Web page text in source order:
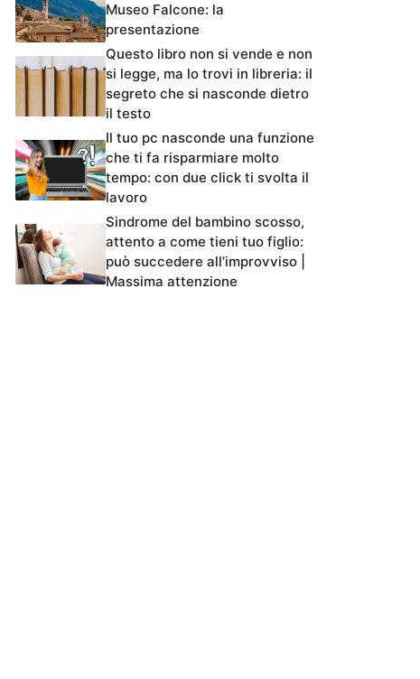
Museo Falcone: la
presentazione
Questo libro non si vende e non
si legge, ma lo trovi in libreria: il
segreto che si nasconde dietro
il testo
Il tuo pc nasconde una funzione
che ti fa risparmiare molto
tempo: con due click ti svolta il
lavoro
Sindrome del bambino scosso,
attento a come tieni tuo figlio:
può succedere all’improvviso |
Massima attenzione